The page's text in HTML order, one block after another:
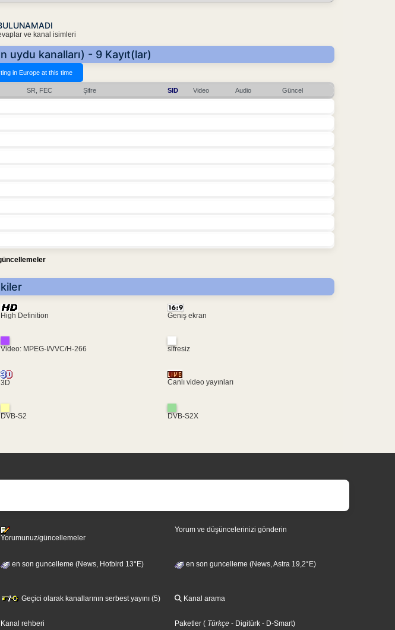
ve kanal isimleri
uydu kanalları) - 9 Kayıt(lar)
SR, FEC Şifre SID Video Audio Güncel
High Definition Geniş ekran
Video: MPEG-I/VVC/H-266 sifresiz
3D Canlı video yayınları
DVB-S2 DVB-S2X
Yorumunuz/güncellemeler
Yorum ve düşüncelerinizi gönderin
en son guncelleme (News, Hotbird 13°E) en son guncelleme (News, Astra 19,2°E)
Geçici olarak kanallarının serbest yayını (5) Kanal arama
Kanal rehberi Paketler ( Türkçe - Digitürk - D-Smart)